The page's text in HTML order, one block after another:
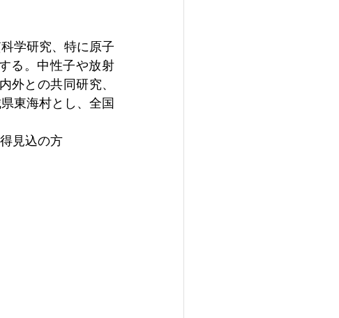
学研究、特に原子
る。中性子や放射
外との共同研究、
東海村とし、全国
見込の方